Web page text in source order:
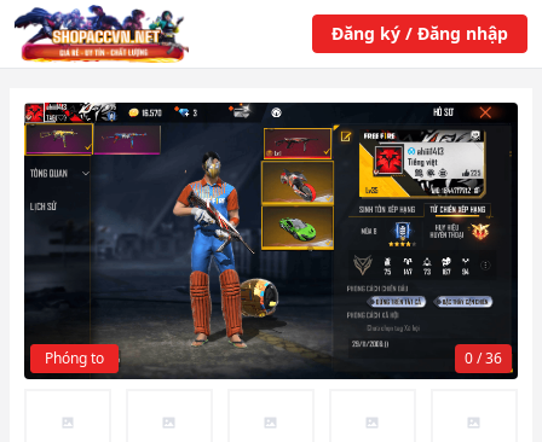
Đăng ký / Đăng nhập
0 / 36
Phóng to